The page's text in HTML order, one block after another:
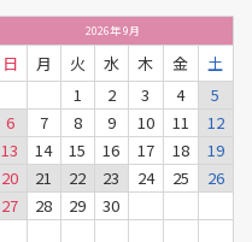
2026年9月
日 月 火 水 木 金
土
1
2 3 4
5
6
7 8 9 10 11
12
13
14 15 16 17 18
19
20
21 22 23 24 25
26
27
28 29 30